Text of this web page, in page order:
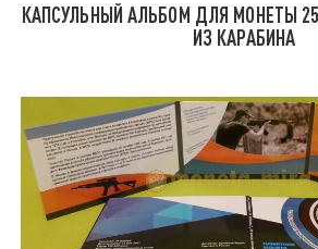
КАПСУЛЬНЫЙ АЛЬБОМ ДЛЯ МОНЕТЫ
ИЗ КАРАБИНА